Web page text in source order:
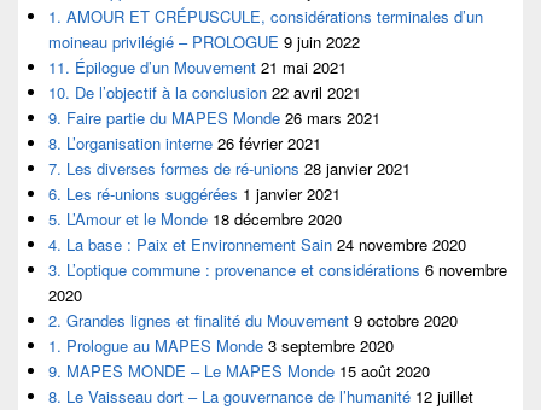
1. AMOUR ET CRÉPUSCULE, considérations terminales d’un
moineau privilégié – PROLOGUE 9 juin 2022
11. Épilogue d’un Mouvement 21 mai 2021
10. De l’objectif à la conclusion 22 avril 2021
9. Faire partie du MAPES Monde 26 mars 2021
8. L’organisation interne 26 février 2021
7. Les diverses formes de ré-unions 28 janvier 2021
6. Les ré-unions suggérées 1 janvier 2021
5. L’Amour et le Monde 18 décembre 2020
4. La base : Paix et Environnement Sain 24 novembre 2020
3. L’optique commune : provenance et considérations 6 novembre
2020
2. Grandes lignes et finalité du Mouvement 9 octobre 2020
1. Prologue au MAPES Monde 3 septembre 2020
9. MAPES MONDE – Le MAPES Monde 15 août 2020
8. Le Vaisseau dort – La gouvernance de l’humanité 12 juillet